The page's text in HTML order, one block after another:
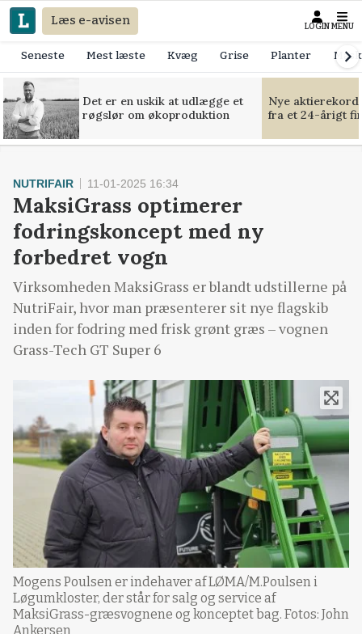
Læs e-avisen LOGIN MENU
Seneste Mest læste Kvæg Grise Planter
Det er en uskik at udlægge et
røgslør om økoproduktion
Nye
fra et 24-årigt
NUTRIFAIR 11-01-2025 16:34
MaksiGrass optimerer
fodringskoncept med ny
forbedret vogn
Virksomheden MaksiGrass er blandt udstillerne på
NutriFair, hvor man præsenterer sit nye flagskib
inden for fodring med frisk grønt græs – vognen
Grass-Tech GT Super 6
Mogens Poulsen er indehaver af LØMA/M.Poulsen i
Løgumkloster, der står for salg og service af
MaksiGrass-græsvognene og konceptet bag. Fotos: John
Ankersen